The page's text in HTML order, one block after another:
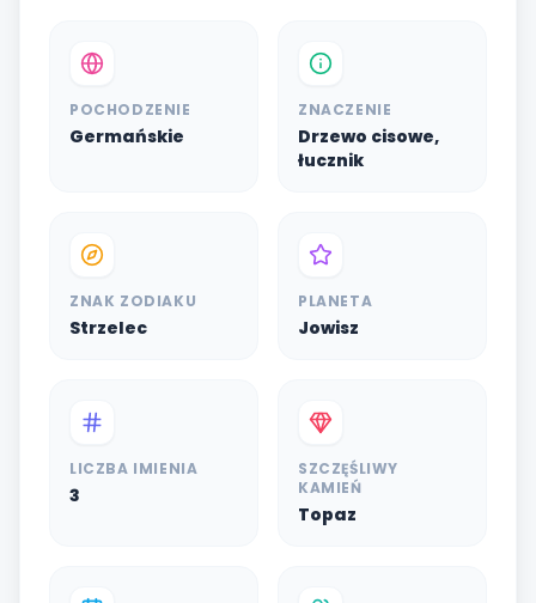
POCHODZENIE
Germańskie
ZNACZENIE
Drzewo cisowe,
łucznik
ZNAK ZODIAKU
Strzelec
PLANETA
Jowisz
LICZBA IMIENIA
3
SZCZĘŚLIWY
KAMIEŃ
Topaz